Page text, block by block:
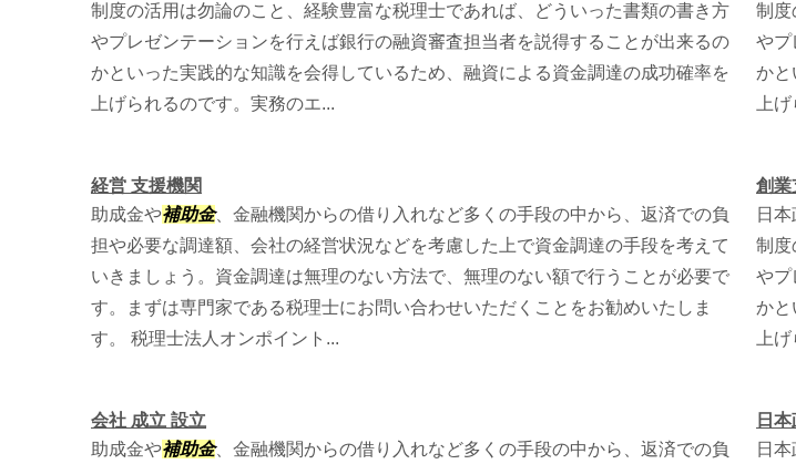
制度の活用は勿論のこと、経験豊富な税理士であれば、どういった書類の書き方
やプレゼンテーションを行えば銀行の融資審査担当者を説得することが出来るの
かといった実践的な知識を会得しているため、融資による資金調達の成功確率を
上げられるのです。実務のエ...
制度
やプ
かと
上
経営 支援機関
助成金や補助金、金融機関からの借り入れなど多くの手段の中から、返済での負
担や必要な調達額、会社の経営状況などを考慮した上で資金調達の手段を考えて
いきましょう。資金調達は無理のない方法で、無理のない額で行うことが必要で
す。まずは専門家である税理士にお問い合わせいただくことをお勧めいたしま
す。 税理士法人オンポイント...
創業
日
制度
やプ
かと
上
会社 成立 設立
助成金や補助金、金融機関からの借り入れなど多くの手段の中から、返済での負
日
日